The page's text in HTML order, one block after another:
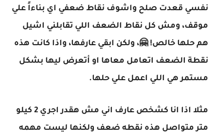
نفسي قعدت صلح واشوف نقاط ضعفي اي بناءاً علي
موقف، ومش كل نقاط الضعف اللي تقابلني اشيل
هم حلها خالص! 🤗، ولكن ابقي عارفها، واذا كانت هذه
نقطة الضعف اتعامل معاها او أتعرض ليها بشكل
مستمر هي اللي اعمل علي حلها.
مثلا اذا انا كشخص عارف اني مش هقدر اجري 2 كيلو
متر متواصل هذه نقطه ضعف ولكنها ليست مهمه